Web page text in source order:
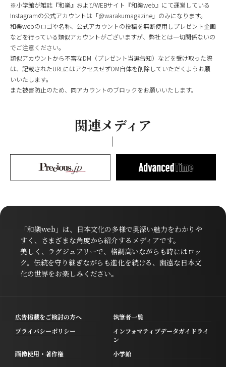
※小学館が雑誌『和樂』およびWEBサイト『和樂web』にて運営している
Instagramの公式アカウントは「@warakumagazine」のみになります。
和樂webのロゴや名称、公式アカウントの投稿を無断使用しプレゼント企画
などを行っている類似アカウントがございますが、弊社とは一切関係ないの
でご注意ください。
類似アカウントから不審なDM（プレゼント当選告知）などを受け取った際
は、記載されたURLにはアクセスせずDM自体を削除していただくようお願
いいたします。
また被害防止のため、同アカウントのブロックをお願いいたします。
関連メディア
「和樂web」は、日本文化の多様で奥深い魅力をわかりや
すく、さまざまな角度から紹介するメディアです。
美しく、ラグジュアリーで、格調高いながらも時にはロッ
ク。伝統を守り継ぎながらも進化を続ける、幽遠な日本文
化の世界をお楽しみください。
広告掲載をご検討の方へ
執筆者一覧
プライバシーポリシー
インフォマティブデータガイドライ
ン
画像使用・著作権
小学館